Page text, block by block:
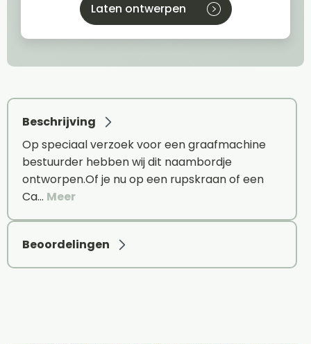
Laten ontwerpen
Beschrijving
Op speciaal verzoek voor een graafmachine
bestuurder hebben wij dit naambordje
ontworpen.Of je nu op een rupskraan of een
Ca… Meer
Beoordelingen